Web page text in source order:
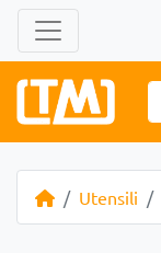
Utensili